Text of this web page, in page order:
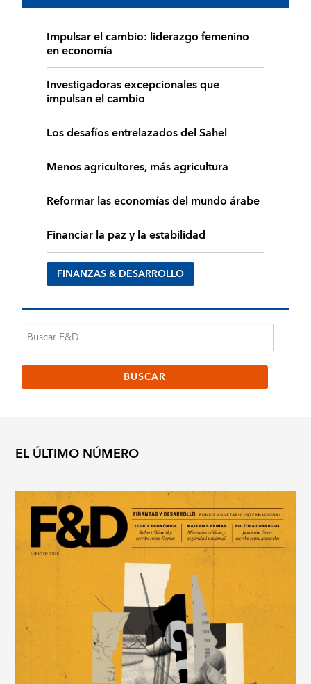
Impulsar el cambio: liderazgo femenino
en economía
Investigadoras excepcionales que
impulsan el cambio
Los desafíos entrelazados del Sahel
Menos agricultores, más agricultura
Reformar las economías del mundo árabe
Financiar la paz y la estabilidad
FINANZAS & DESARROLLO
EL ÚLTIMO NÚMERO